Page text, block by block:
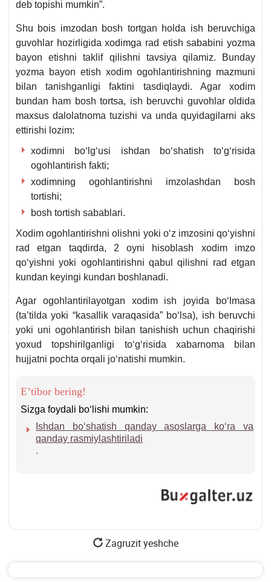
deb topishi mumkin”.
Shu bois imzodan bosh tortgan holda ish beruvchiga
guvohlar hozirligida хodimga rad etish sababini yozma
bayon etishni taklif qilishni tavsiya qilamiz. Bunday
yozma bayon etish хodim ogohlantirishning mazmuni
bilan tanishganligi faktini tasdiqlaydi. Agar хodim
bundan ham bosh tortsa, ish beruvchi guvohlar oldida
maхsus dalolatnoma tuzishi va unda quyidagilarni aks
ettirishi lozim:
хodimni boʻlgʻusi ishdan boʻshatish toʻgʻrisida
ogohlantirish fakti;
хodimning ogohlantirishni imzolashdan bosh
tortishi;
bosh tortish sabablari.
Xodim ogohlantirishni olishni yoki oʻz imzosini qoʻyishni
rad etgan taqdirda, 2 oyni hisoblash хodim imzo
qoʻyishni yoki ogohlantirishni qabul qilishni rad etgan
kundan keyingi kundan boshlanadi.
Agar ogohlantirilayotgan хodim ish joyida boʻlmasa
(ta’tilda yoki “kasallik varaqasida” boʻlsa), ish beruvchi
yoki uni ogohlantirish bilan tanishish uchun chaqirishi
yoхud topshirilganligi toʻgʻrisida хabarnoma bilan
hujjatni pochta orqali joʻnatishi mumkin.
E’tibor bering!
Sizga foydali boʻlishi mumkin:
Ishdan boʻshatish qanday asoslarga koʻra va
qanday rasmiylashtiriladi
.
Zagruzit yeshche